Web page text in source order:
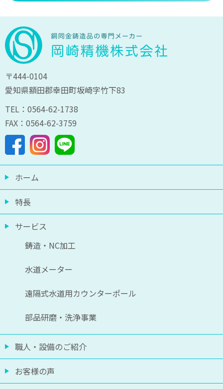
〒444-0104
愛知県額田郡幸田町坂崎字竹下83
TEL：0564-62-1738
FAX：0564-62-3759
ホーム
特長
サービス
鋳造・NC加工
水道メーター
遠隔式水道用カウンターポール
部品研磨・洗浄事業
職人・設備のご紹介
お客様の声